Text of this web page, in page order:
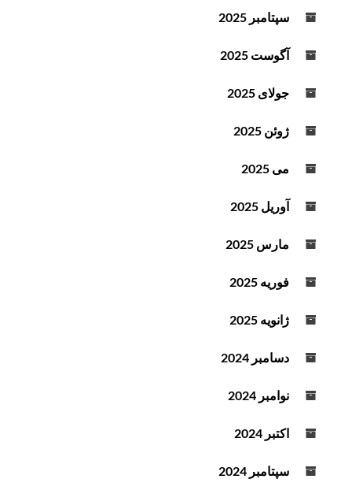
سپتامبر 2025
آگوست 2025
جولای 2025
ژوئن 2025
می 2025
آوریل 2025
مارس 2025
فوریه 2025
ژانویه 2025
دسامبر 2024
نوامبر 2024
اکتبر 2024
سپتامبر 2024